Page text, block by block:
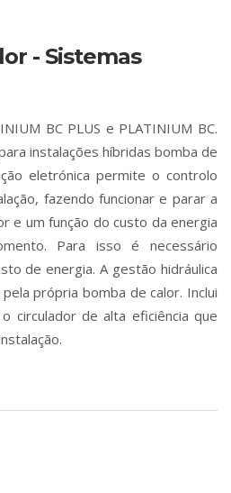
- Sistemas
BC PLUS e PLATINIUM BC.
instalações híbridas bomba de
eletrónica permite o controlo
fazendo funcionar e parar a
e um função do custo da energia
Para isso é necessário
de energia. A gestão hidráulica
própria bomba de calor. Inclui
circulador de alta eficiência que